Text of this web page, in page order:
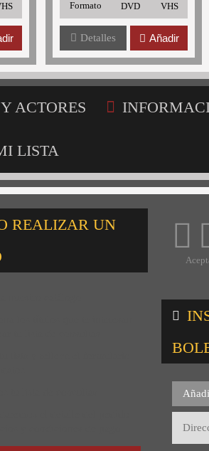
Formato DVD VHS
Detalles Añadir
ACTORES
LISTA
REALIZAR UN